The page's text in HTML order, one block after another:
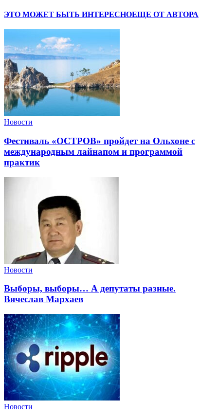
ЭТО МОЖЕТ БЫТЬ ИНТЕРЕСНОЕЩЕ ОТ АВТОРА
Новости
Фестиваль «ОСТРОВ» пройдет на Ольхоне с
международным лайнапом и программой
практик
Новости
Выборы, выборы… А депутаты разные.
Вячеслав Мархаев
Новости